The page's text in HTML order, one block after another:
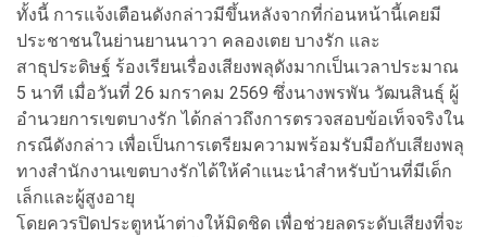
ทั้งนี้ การแจ้งเตือนดังกล่าวมีขึ้นหลังจากที่ก่อนหน้านี้เคยมี
ประชาชนในย่านยานนาวา คลองเตย บางรัก และ
สาธุประดิษฐ์ ร้องเรียนเรื่องเสียงพลุดังมากเป็นเวลาประมาณ
5 นาที เมื่อวันที่ 26 มกราคม 2569 ซึ่งนางพรพัน วัฒนสินธุ์ ผู้
อำนวยการเขตบางรัก ได้กล่าวถึงการตรวจสอบข้อเท็จจริงใน
กรณีดังกล่าว เพื่อเป็นการเตรียมความพร้อมรับมือกับเสียงพลุ
ทางสำนักงานเขตบางรักได้ให้คำแนะนำสำหรับบ้านที่มีเด็ก
เล็กและผู้สูงอายุ
โดยควรปิดประตูหน้าต่างให้มิดชิด เพื่อช่วยลดระดับเสียงที่จะ